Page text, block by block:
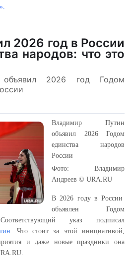
2026 год в России
народов: что это
2026 год Годом
Владимир Путин
объявил 2026 Годом
единства народов
России
Фото: Владимир
Андреев © URA.RU
В 2026 году в России
объявлен Годом
указ подписал
. Что стоит за этой инициативой,
и даже новые праздники она